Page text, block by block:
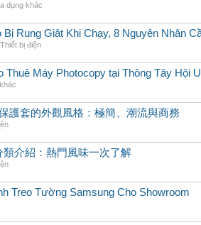
dụng khác
Bị Rung Giật Khi Chạy, 8 Nguyên Nhân
Thiết bị điện
Thuê Máy Photocopy tại Thông Tây Hội
護套的外觀風格：極簡、潮流與商務
類介紹：熱門風味一次了解
Treo Tường Samsung Cho Showroom